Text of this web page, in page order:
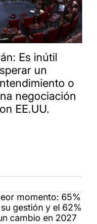
Es inútil
un
o
negociación
EE.UU.
momento: 65%
gestión y el 62%
cambio en 2027